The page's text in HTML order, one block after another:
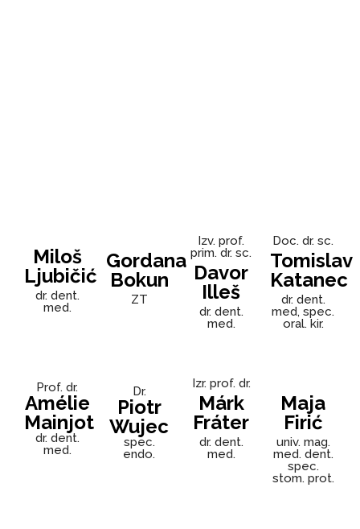
Miloš
Ljubičić
dr. dent.
med.
Gordana
Bokun
ZT
Izv. prof.
prim. dr. sc.
Davor
Illeš
dr. dent.
med.
Doc. dr. sc.
Tomislav
Katanec
dr. dent.
med, spec.
oral. kir.
Prof. dr.
Amélie
Mainjot
dr. dent.
med.
Dr.
Piotr
Wujec
spec.
endo.
Izr. prof. dr.
Márk
Fráter
dr. dent.
med.
Maja
Firić
univ. mag.
med. dent.
spec.
stom. prot.